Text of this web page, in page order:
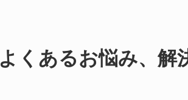
よくあるお悩み、解